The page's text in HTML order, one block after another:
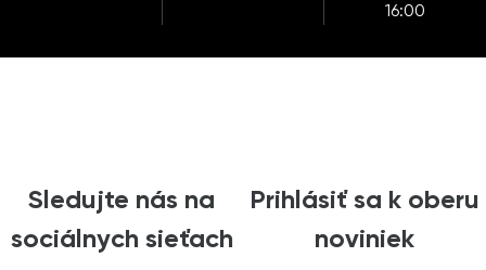
16:00
Sledujte nás na
sociálnych sieťach
Prihlásiť sa k oberu
noviniek